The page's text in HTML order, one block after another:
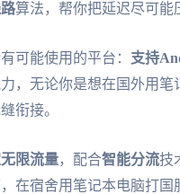
算法，帮你把延迟尽可能
可能使用的平台： 支持
，无论你是想在国外用
衔接。
限流量，配合智能分流技
在宿舍用笔记本电脑打